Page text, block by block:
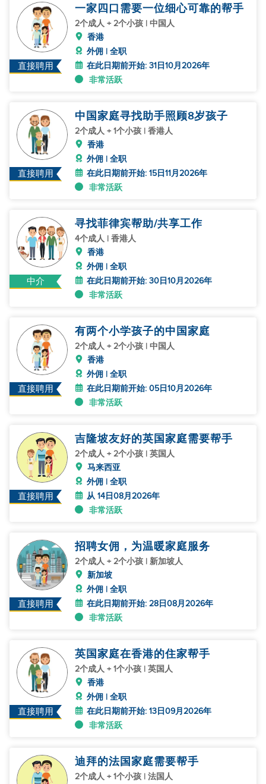
直接聘用
一家四口需要一位细心可靠的帮手
2个成人 + 2个小孩 | 中国人
香港
外佣 | 全职
在此日期前开始: 31日10月2026年
非常活跃
直接聘用
中国家庭寻找助手照顾8岁孩子
2个成人 + 1个小孩 | 香港人
香港
外佣 | 全职
在此日期前开始: 15日11月2026年
非常活跃
中介
寻找菲律宾帮助/共享工作
4个成人 | 香港人
香港
外佣 | 全职
在此日期前开始: 30日10月2026年
非常活跃
直接聘用
有两个小学孩子的中国家庭
2个成人 + 2个小孩 | 中国人
香港
外佣 | 全职
在此日期前开始: 05日10月2026年
非常活跃
直接聘用
吉隆坡友好的英国家庭需要帮手
2个成人 + 2个小孩 | 英国人
马来西亚
外佣 | 全职
从 14日08月2026年
非常活跃
直接聘用
招聘女佣，为温暖家庭服务
2个成人 + 2个小孩 | 新加坡人
新加坡
外佣 | 全职
在此日期前开始: 28日08月2026年
非常活跃
直接聘用
英国家庭在香港的住家帮手
2个成人 + 1个小孩 | 英国人
香港
外佣 | 全职
在此日期前开始: 13日09月2026年
非常活跃
迪拜的法国家庭需要帮手
2个成人 + 1个小孩 | 法国人